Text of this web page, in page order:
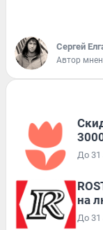
Сергей
Автор
До 31
на
До 31